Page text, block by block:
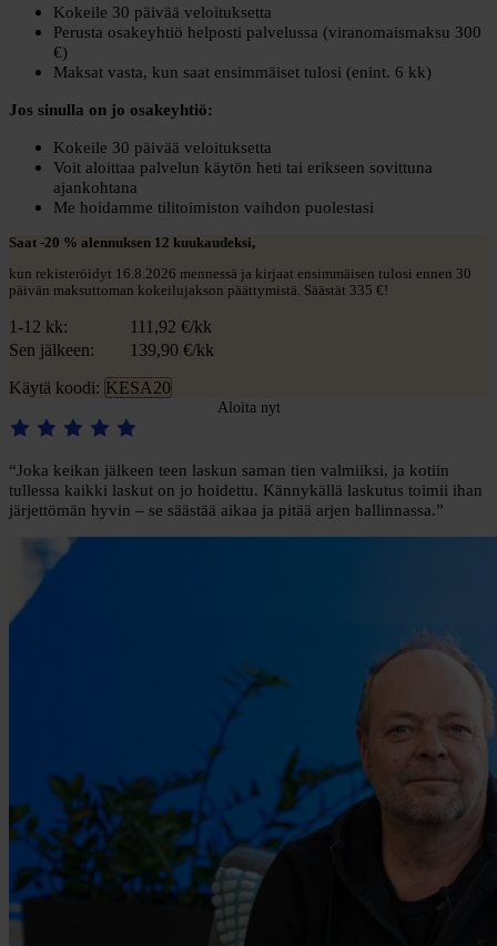
Kokeile 30 päivää veloituksetta
Perusta osakeyhtiö helposti palvelussa (viranomaismaksu 300
€)
Maksat vasta, kun saat ensimmäiset tulosi (enint. 6 kk)
Jos sinulla on jo osakeyhtiö:
Kokeile 30 päivää veloituksetta
Voit aloittaa palvelun käytön heti tai erikseen sovittuna
ajankohtana
Me hoidamme tilitoimiston vaihdon puolestasi
Saat -20 % alennuksen 12 kuukaudeksi,
kun rekisteröidyt 16.8.2026 mennessä ja kirjaat ensimmäisen tulosi ennen 30
päivän maksuttoman kokeilujakson päättymistä. Säästät 335 €!
1-12 kk: 111,92 €/kk
Sen jälkeen:
139,90 €/kk
Käytä koodi: KESA20
Aloita nyt
“Joka keikan jälkeen teen laskun saman tien valmiiksi, ja kotiin
tullessa kaikki laskut on jo hoidettu. Kännykällä laskutus toimii ihan
järjettömän hyvin – se säästää aikaa ja pitää arjen hallinnassa.”